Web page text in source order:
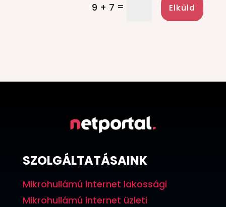
9 + 7 = Elküld
SZOLGÁLTATÁSAINK
Mikrohullámú internet lakossági
Mikrohullámú internet üzleti